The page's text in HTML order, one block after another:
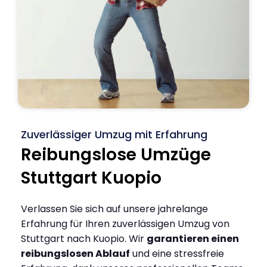
Zuverlässiger Umzug mit Erfahrung
Reibungslose Umzüge
Stuttgart Kuopio
Verlassen Sie sich auf unsere jahrelange
Erfahrung für Ihren zuverlässigen Umzug von
Stuttgart nach Kuopio. Wir garantieren einen
reibungslosen Ablauf und eine stressfreie